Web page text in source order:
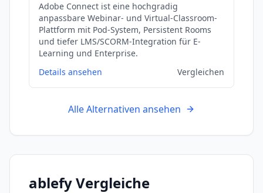
Adobe Connect ist eine hochgradig
anpassbare Webinar- und Virtual-Classroom-
Plattform mit Pod-System, Persistent Rooms
und tiefer LMS/SCORM-Integration für E-
Learning und Enterprise.
Details ansehen
Vergleichen
Alle Alternativen ansehen
ablefyVergleiche